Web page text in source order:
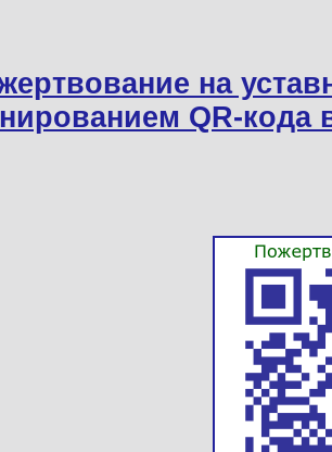
на
QR-